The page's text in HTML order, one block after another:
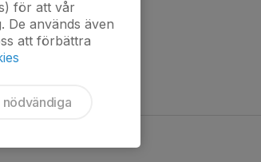
för att vår
De används även
att förbättra
nödvändiga